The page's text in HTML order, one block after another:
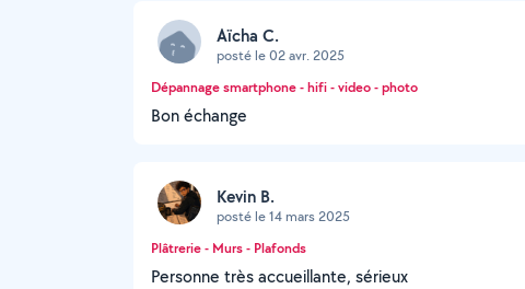
Aïcha C.
posté le 02 avr. 2025
Dépannage smartphone - hifi - video - photo
Bon échange
Kevin B.
posté le 14 mars 2025
Plâtrerie - Murs - Plafonds
Personne très accueillante, sérieux